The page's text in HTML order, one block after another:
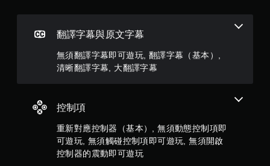
）
共
1
0
3
翻譯字幕與原文字幕
無須翻譯字幕即可遊玩, 翻譯字幕（基本）,
清晰翻譯字幕, 大翻譯字幕
控制項
重新對應控制器（基本）, 無須動態控制項即
可遊玩, 無須觸碰控制項即可遊玩, 無須開啟
控制器的震動即可遊玩